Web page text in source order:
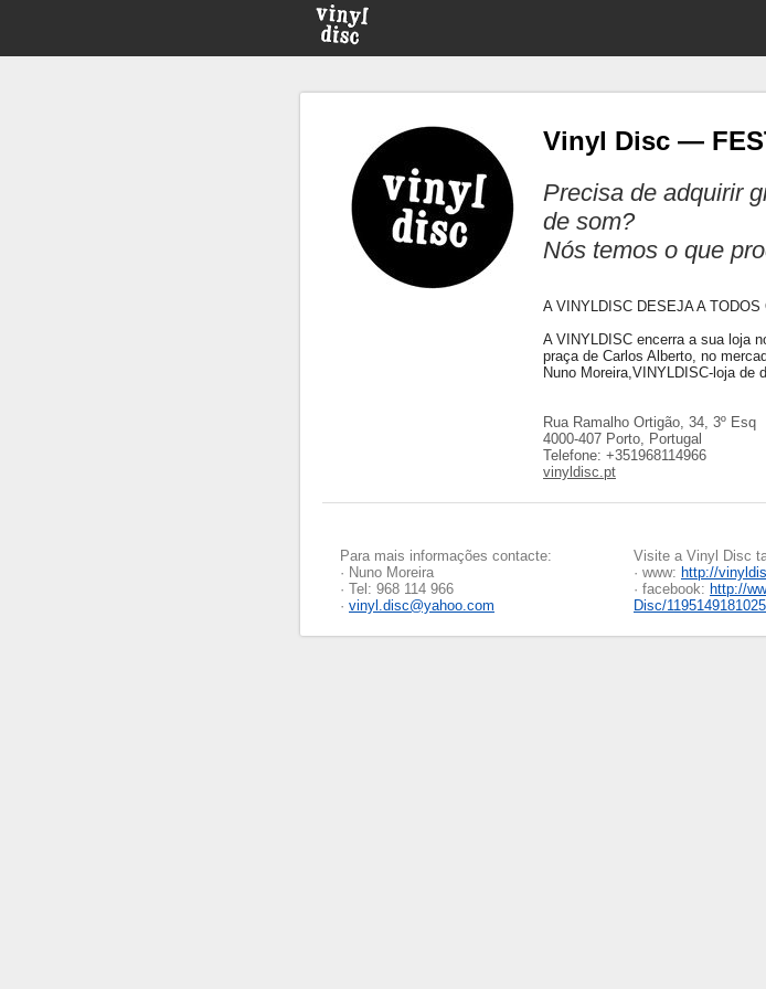
Vinyl Disc —
Precisa de adquirir
de som?
Nós temos o que
A VINYLDISC DESEJA A
A VINYLDISC encerra a sua loja
praça de Carlos Alberto, no
Nuno Moreira,VINYLDISC-loja de
Rua Ramalho Ortigão, 34, 3º Esq
4000-407 Porto, Portugal
Telefone: +351968114966
vinyldisc.pt
Para mais informações contacte:
· Nuno Moreira
· Tel: 968 114 966
· vinyl.disc@yahoo.com
Visite a Vinyl Disc
· www: http://
· facebook: http://
Disc/